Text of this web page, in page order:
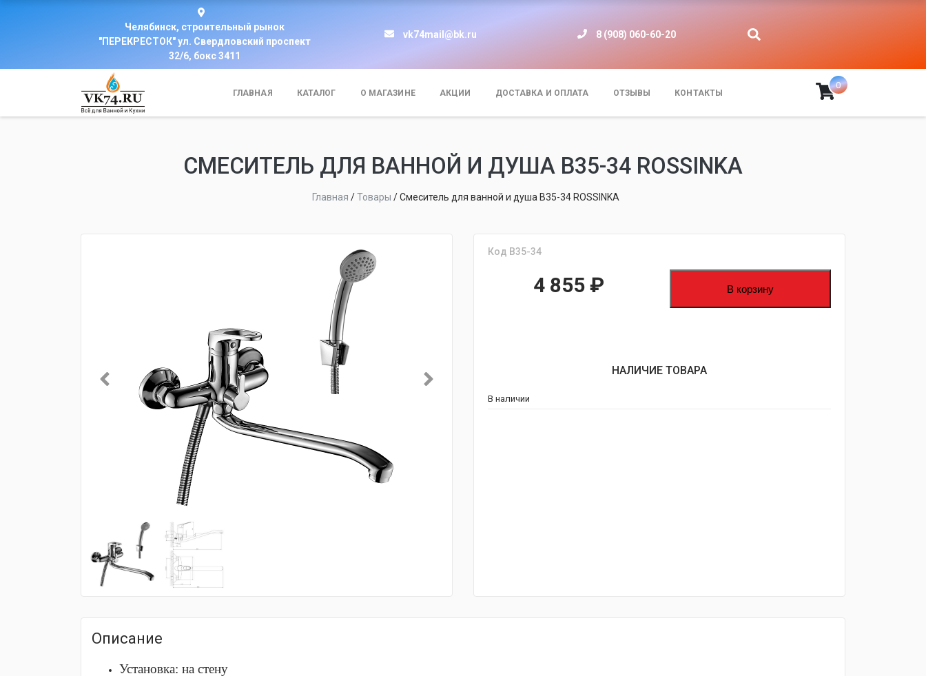
Челябинск, строительный рынок
"ПЕРЕКРЕСТОК" ул. Свердловский проспект
32/6, бокс 3411
vk74mail@bk.ru 8 (908) 060-60-20
ГЛАВНАЯ КАТАЛОГ О МАГАЗИНЕ АКЦИИ ДОСТАВКА И ОПЛАТА ОТЗЫВЫ КОНТАКТЫ
0
СМЕСИТЕЛЬ ДЛЯ ВАННОЙ И ДУША B35-34 ROSSINKA
Главная /Товары /Смеситель для ванной и душа B35-34 ROSSINKA
Код B35-34
4 855 ₽ В корзину
НАЛИЧИЕ ТОВАРА
В наличии
Описание
Установка: на стену